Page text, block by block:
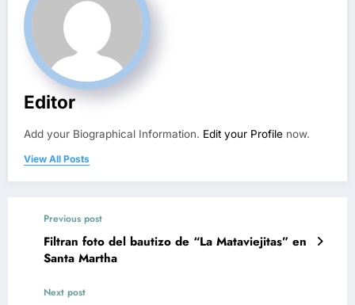
Editor
Add your Biographical Information. Edit your Profile now.
View All Posts
Previous post
Filtran foto del bautizo de “La Mataviejitas” en
Santa Martha
Next post